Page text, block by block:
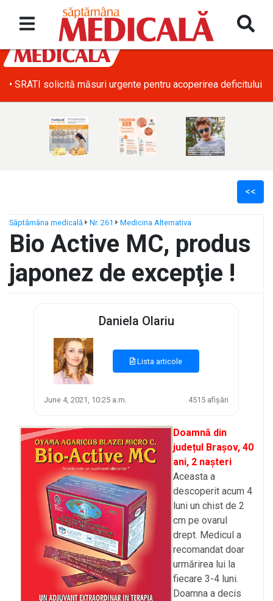
• SRATI solicită măsuri urgente pentru acoperirea deficitului
<<
Săptămâna medicală Nr. 261 Medicina Alternativa
Bio Active MC, produs
japonez de excepţie !
Daniela Olariu
Lista articole
June 4, 2021, 10:25 a.m. 4515 afișări
Doamnă din
județul Brașov, 40
ani, 2 nașteri
Aceasta a
descoperit acum 4
luni un chist de 2
cm pe ovarul
drept. Medicul a
recomandat doar
urmărirea lui la
fiecare 3-4 luni.
Doamna a decis